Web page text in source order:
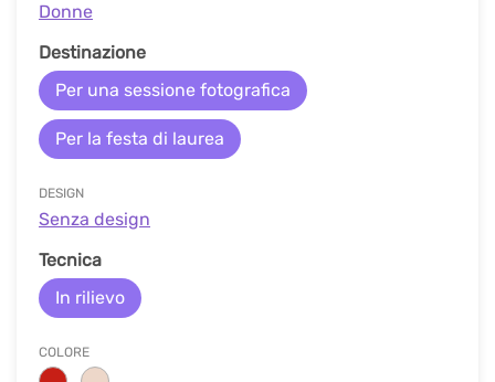
Donne
Destinazione
Per una sessione fotografica
Per la festa di laurea
DESIGN
Senza design
Tecnica
In rilievo
COLORE